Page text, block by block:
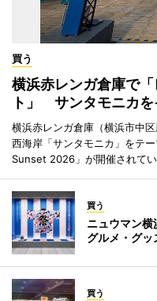
買う
横浜赤レンガ倉庫で
ト」 サンタモニカ
横浜赤レンガ倉庫（横浜市中
西海岸「サンタモニカ」をテ
Sunset 2026」が開催されてい
買う
ニュウマン
グルメ・グッ
買う